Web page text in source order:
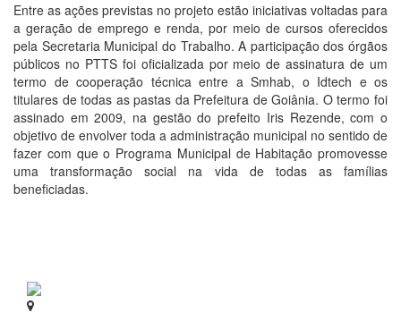
Entre as ações previstas no projeto estão iniciativas voltadas para
a geração de emprego e renda, por meio de cursos oferecidos
pela Secretaria Municipal do Trabalho. A participação dos órgãos
públicos no PTTS foi oficializada por meio de assinatura de um
termo de cooperação técnica entre a Smhab, o Idtech e os
titulares de todas as pastas da Prefeitura de Goiânia. O termo foi
assinado em 2009, na gestão do prefeito Iris Rezende, com o
objetivo de envolver toda a administração municipal no sentido de
fazer com que o Programa Municipal de Habitação promovesse
uma transformação social na vida de todas as famílias
beneficiadas.